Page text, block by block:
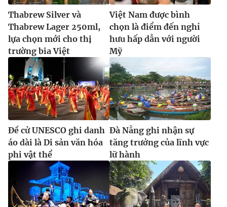
Thabrew Silver và
Thabrew Lager 250ml,
lựa chọn mới cho thị
trường bia Việt
Việt Nam được bình
chọn là điểm đến nghỉ
hưu hấp dẫn với người
Mỹ
Đề cử UNESCO ghi danh
áo dài là Di sản văn hóa
phi vật thể
Đà Nẵng ghi nhận sự
tăng trưởng của lĩnh vực
lữ hành